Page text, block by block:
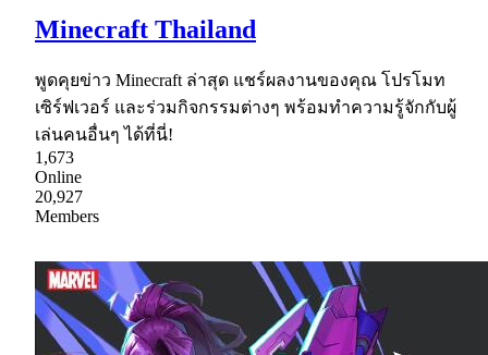
Minecraft Thailand
พูดคุยข่าว Minecraft ล่าสุด แชร์ผลงานของคุณ โปรโมท
เซิร์ฟเวอร์ และร่วมกิจกรรมต่างๆ พร้อมทำความรู้จักกับผู้
เล่นคนอื่นๆ ได้ที่นี่!
1,673
Online
20,927
Members